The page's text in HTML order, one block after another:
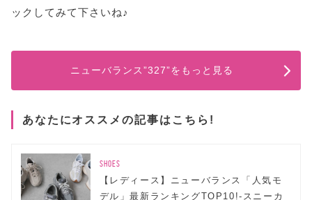
ックしてみて下さいね♪
ニューバランス”327”をもっと見る
あなたにオススメの記事はこちら!
SHOES
【レディース】ニューバランス「人気モ
デル」最新ランキングTOP10!-スニーカ